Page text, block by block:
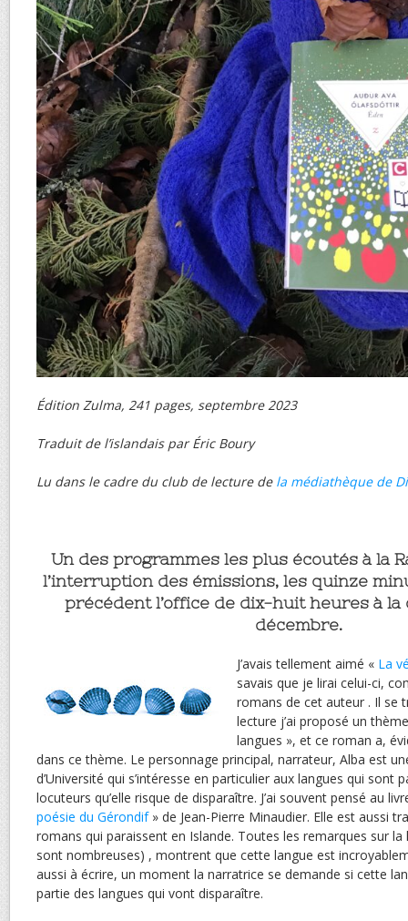
Édition Zulma, 241 pages, septembre 2023
Traduit de l’islandais par Éric Boury
Lu dans le cadre du club de lecture de la médiathèque de
Un des programmes les plus écoutés à la
l’interruption des émissions, les quinze
précédent l’office de dix-huit heures à la
décembre.
J’avais tellement aimé « La
savais que je lirai celui-ci,
romans de cet auteur . Il se
lecture j’ai proposé un
langues », et ce roman a,
dans ce thème. Le personnage principal, narrateur, Alba est
d’Université qui s’intéresse en particulier aux langues qui sont
locuteurs qu’elle risque de disparaître. J’ai souvent pensé au
poésie du Gérondif» de Jean-Pierre Minaudier. Elle est aussi
romans qui paraissent en Islande. Toutes les remarques sur la
sont nombreuses) , montrent que cette langue est
aussi à écrire, un moment la narratrice se demande si cette
partie des langues qui vont disparaître.